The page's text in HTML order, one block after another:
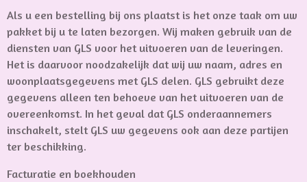
Als u een bestelling bij ons plaatst is het onze taak om uw
pakket bij u te laten bezorgen. Wij maken gebruik van de
diensten van GLS voor het uitvoeren van de leveringen.
Het is daarvoor noodzakelijk dat wij uw naam, adres en
woonplaatsgegevens met GLS delen. GLS gebruikt deze
gegevens alleen ten behoeve van het uitvoeren van de
overeenkomst. In het geval dat GLS onderaannemers
inschakelt, stelt GLS uw gegevens ook aan deze partijen
ter beschikking.
Facturatie en boekhouden